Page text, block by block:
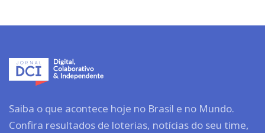
Saiba o que acontece hoje no Brasil e no Mundo.
Confira resultados de loterias, notícias do seu time,